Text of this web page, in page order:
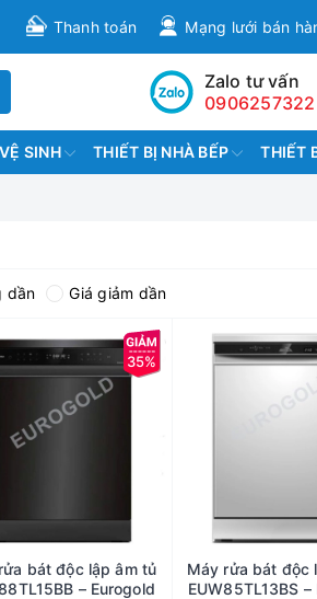
Thanh toán Mạng lưới bán
Zalo tư vấn
0906257322
SINH THIẾT BỊ NHÀ BẾP THIẾT
dần Giá giảm dần
35%
bát độc lập âm tủ
– Eurogold
Máy rửa bát độc
EUW85TL13BS –